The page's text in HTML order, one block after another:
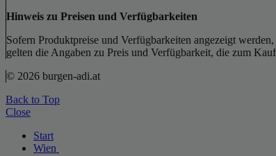
Hinweis zu Preisen und Verfügbarkeiten
Sofern Produktpreise und Verfügbarkeiten angezeigt
gelten die Angaben zu Preis und Verfügbarkeit, die zum
© 2026 burgen-adi.at
Back to Top
Close
Start
Wien